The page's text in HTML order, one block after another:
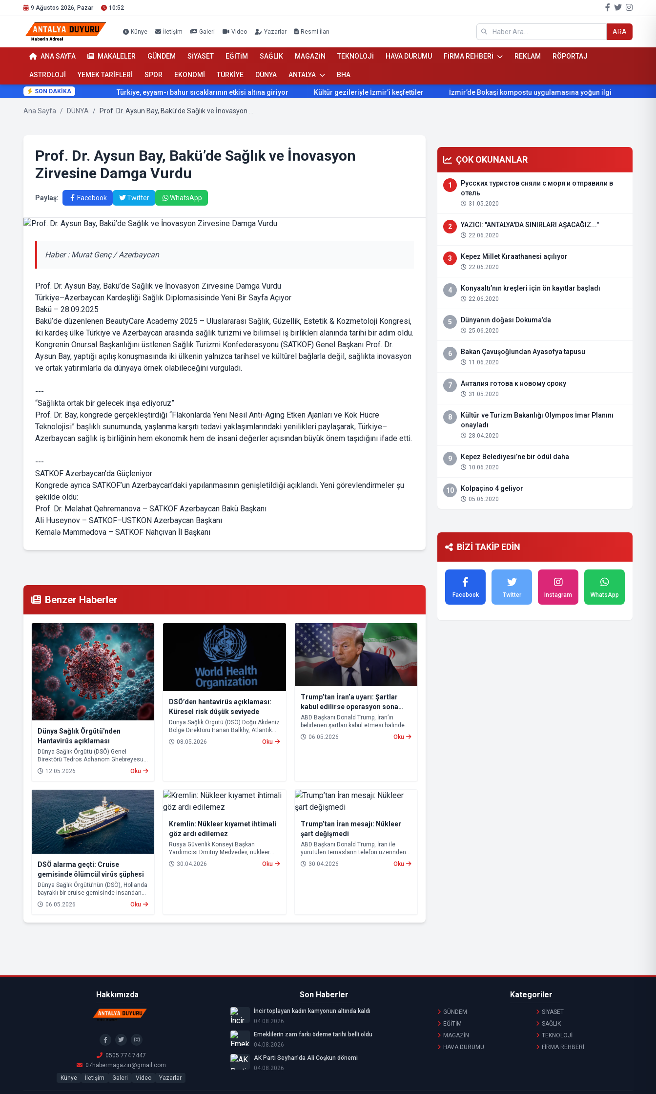
9 Ağustos 2026, Pazar 10:52
Künye İletişim Galeri Video Yazarlar Resmi İlan ARA
ANA SAYFA MAKALELER GÜNDEM SİYASET EĞİTİM SAĞLIK MAGAZİN TEKNOLOJİ HAVA DURUMU FİRMA REHBERİ REKLAM RÖPORTAJ
ASTROLOJİ YEMEK TARİFLERİ SPOR EKONOMİ TÜRKİYE DÜNYA ANTALYA BHA
SON DAKİKA Türkiye, eyyam-ı bahur sıcaklarının etkisi altına giriyor Kültür gezileriyle İzmir’i keşfettiler İzmir’de Bokaşi kompostu uygulamasına yoğun ilgi
Ana Sayfa / DÜNYA /
Prof. Dr. Aysun Bay, Bakü’de Sağlık ve İnovasyon
Zirvesine Damga Vurdu
Paylaş: Facebook Twitter WhatsApp
Haber : Murat Genç / Azerbaycan
Prof. Dr. Aysun Bay, Bakü’de Sağlık ve İnovasyon Zirvesine Damga Vurdu
Türkiye–Azerbaycan Kardeşliği Sağlık Diplomasisinde Yeni Bir Sayfa Açıyor
Bakü – 28.09.2025
Bakü’de düzenlenen BeautyCare Academy 2025 – Uluslararası Sağlık, Güzellik, Estetik & Kozmetoloji Kongresi,
iki kardeş ülke Türkiye ve Azerbaycan arasında sağlık turizmi ve bilimsel iş birlikleri alanında tarihi bir adım oldu.
Kongrenin Onursal Başkanlığını üstlenen Sağlık Turizmi Konfederasyonu (SATKOF) Genel Başkanı Prof. Dr.
Aysun Bay, yaptığı açılış konuşmasında iki ülkenin yalnızca tarihsel ve kültürel bağlarla değil, sağlıkta inovasyon
ve ortak yatırımlarla da dünyaya örnek olabileceğini vurguladı.
---
“Sağlıkta ortak bir gelecek inşa ediyoruz”
Prof. Dr. Bay, kongrede gerçekleştirdiği “Flakonlarda Yeni Nesil Anti-Aging Etken Ajanları ve Kök Hücre
Teknolojisi” başlıklı sunumunda, yaşlanma karşıtı tedavi yaklaşımlarındaki yenilikleri paylaşarak, Türkiye–
Azerbaycan sağlık iş birliğinin hem ekonomik hem de insani değerler açısından büyük önem taşıdığını ifade etti.
---
SATKOF Azerbaycan’da Güçleniyor
Kongrede ayrıca SATKOF’un Azerbaycan’daki yapılanmasının genişletildiği açıklandı. Yeni görevlendirmeler şu
şekilde oldu:
Prof. Dr. Melahat Qehremanova – SATKOF Azerbaycan Bakü Başkanı
Ali Huseynov – SATKOF–USTKON Azerbaycan Başkanı
Kemalə Məmmədova – SATKOF Nahçıvan İl Başkanı
Benzer Haberler
Dünya Sağlık Örgütü'nden
Hantavirüs açıklaması
Dünya Sağlık Örgütü (DSÖ) Genel
Direktörü Tedros Adhanom Ghebreyesus,
hantavirüs vakalarına ilişkin yaptığı
açıklamada, mevcut tablonun küresel
işaret etmediğini belirtti. Ghebreyesus,
buna rağmen virüsün uzun kuluçka
süresi nedeniyle önümüzdeki haftalarda
yeni vakaların görülebileceği uyarısında
bulundu.
12.05.2026 Oku
DSÖ’den hantavirüs açıklaması:
Küresel risk düşük seviyede
Dünya Sağlık Örgütü (DSÖ) Doğu Akdeniz
Bölge Direktörü Hanan Balkhy, Atlantik
Okyanusu’nda bir yolcu gemisinde
görülen hantavirüs vakalarına ilişkin
08.05.2026 Oku
Trump’tan İran’a uyarı: Şartlar
kabul edilirse operasyon sona
erecek
ABD Başkanı Donald Trump, İran’ın
belirlenen şartları kabul etmesi halinde
“Destansı Öfke” operasyonunun sona
ereceğini ve Hürmüz Boğazı’nın yeniden
06.05.2026 Oku
DSÖ alarma geçti: Cruise
gemisinde ölümcül virüs şüphesi
Dünya Sağlık Örgütü’nün (DSÖ), Hollanda
bayraklı bir cruise gemisinde insandan
insana hantavirüs bulaşımı yaşandığını
açıklaması uluslararası endişeye yol
06.05.2026 Oku
Kremlin: Nükleer kıyamet ihtimali
göz ardı edilemez
Rusya Güvenlik Konseyi Başkan
Yardımcısı Dmitriy Medvedev, nükleer
kıyamet yaşanma ihtimalinin
bulunduğunu belirterek, “Buna hazırlıklı
30.04.2026 Oku
Trump’tan İran mesajı: Nükleer
şart değişmedi
ABD Başkanı Donald Trump, İran ile
yürütülen temasların telefon üzerinden
sürdürüldüğünü açıkladı.
30.04.2026 Oku
ÇOK OKUNANLAR
1
Русских туристов сняли с моря и отправили в
отель
31.05.2020
2 YAZICI: "ANTALYA'DA SINIRLARI AŞACAĞIZ..."
22.06.2020
3 Kepez Millet Kıraathanesi açılıyor
22.06.2020
4 Konyaaltı’nın kreşleri için ön kayıtlar başladı
22.06.2020
5 Dünyanın doğası Dokuma’da
25.06.2020
6 Bakan Çavuşoğlundan Ayasofya tapusu
11.06.2020
7 Анталия готова к новому сроку
31.05.2020
8
Kültür ve Turizm Bakanlığı Olympos İmar Planını
onayladı
28.04.2020
9 Kepez Belediyesi’ne bir ödül daha
10.06.2020
10 Kolpaçino 4 geliyor
05.06.2020
BİZİ TAKİP EDİN
Facebook Twitter Instagram WhatsApp
Hakkımızda
0505 774 7447
07habermagazin@gmail.com
Künye
İletişim Galeri Video Yazarlar
Son Haberler
İncir toplayan kadın kamyonun altında kaldı
04.08.2026
Emeklilerin zam farkı ödeme tarihi belli oldu
04.08.2026
AK Parti Seyhan’da Ali Coşkun dönemi
04.08.2026
Kategoriler
GÜNDEM
SİYASET
EĞİTİM
SAĞLIK
MAGAZİN
TEKNOLOJİ
HAVA DURUMU
FİRMA REHBERİ